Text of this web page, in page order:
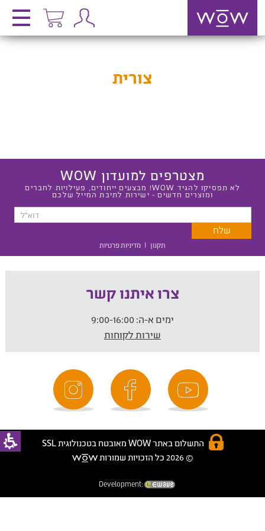
צורית
מצטרפים למועדון WOW
לא תפסיקו להגיד WOW! מבצעים ייחודים, פעילויות לחברים
ומוצרים חדשים - ישירות לתיבת המייל שלכם
תקנון | מדיניות פרטיות
צרו איתנו קשר
ימים א-ה:
שירות לקוחות
התשלום באתר WOW מאובטח בטכנולוגית SSL
© 2026 כל הזכויות שמורות
Development: